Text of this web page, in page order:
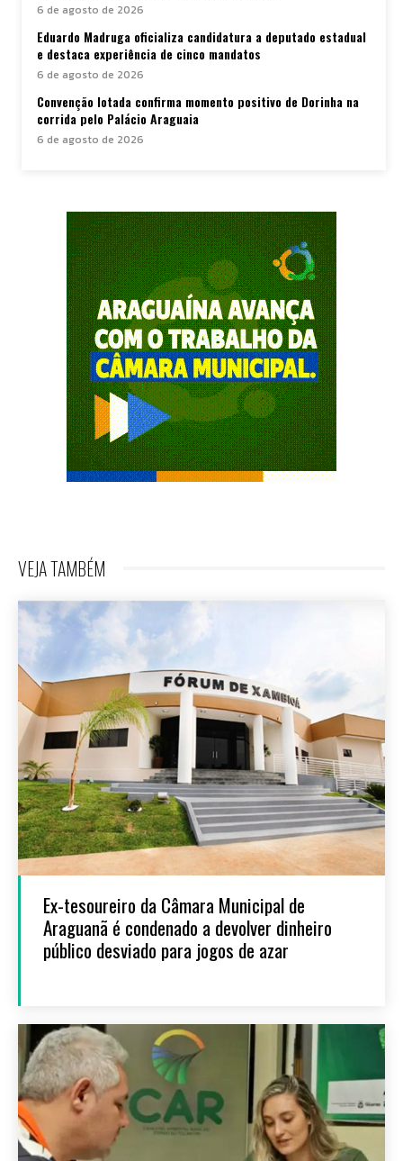
6 de agosto de 2026
Eduardo Madruga oficializa candidatura a deputado estadual
e destaca experiência de cinco mandatos
6 de agosto de 2026
Convenção lotada confirma momento positivo de Dorinha na
corrida pelo Palácio Araguaia
6 de agosto de 2026
VEJA TAMBÉM
Ex-tesoureiro da Câmara Municipal de
Araguanã é condenado a devolver dinheiro
público desviado para jogos de azar